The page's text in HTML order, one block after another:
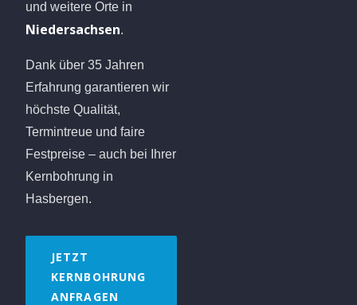
und weitere Orte in
Niedersachsen.
Dank über 35 Jahren
Erfahrung garantieren wir
höchste Qualität,
Termintreue und faire
Festpreise – auch bei Ihrer
Kernbohrung in
Hasbergen.
JETZT
KERNBOHRUNG
ANFRAGEN